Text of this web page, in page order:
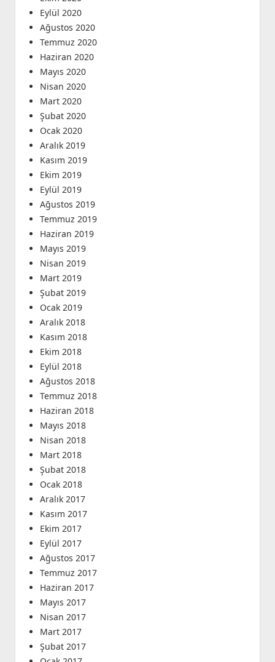
Eylül 2020
Ağustos 2020
Temmuz 2020
Haziran 2020
Mayıs 2020
Nisan 2020
Mart 2020
Şubat 2020
Ocak 2020
Aralık 2019
Kasım 2019
Ekim 2019
Eylül 2019
Ağustos 2019
Temmuz 2019
Haziran 2019
Mayıs 2019
Nisan 2019
Mart 2019
Şubat 2019
Ocak 2019
Aralık 2018
Kasım 2018
Ekim 2018
Eylül 2018
Ağustos 2018
Temmuz 2018
Haziran 2018
Mayıs 2018
Nisan 2018
Mart 2018
Şubat 2018
Ocak 2018
Aralık 2017
Kasım 2017
Ekim 2017
Eylül 2017
Ağustos 2017
Temmuz 2017
Haziran 2017
Mayıs 2017
Nisan 2017
Mart 2017
Şubat 2017